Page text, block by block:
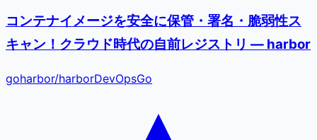
コンテナイメージを安全に保管・署名・脆弱性ス
キャン！クラウド時代の自前レジストリ — harbor
goharbor/harborDevOpsGo